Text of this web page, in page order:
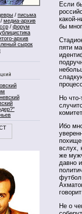
/ письма
/ медиа-архив
/ форум
архив
сырок
Если
какой-
бы
пяти
Но
Ибо
вслух,
же
давно
Не о